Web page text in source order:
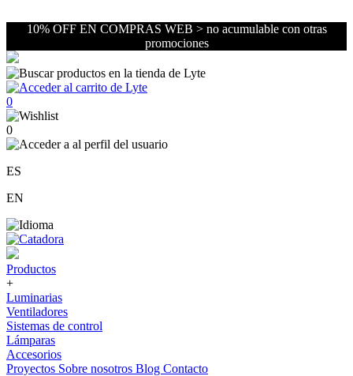
10% OFF EN COMPRAS WEB > no acumulable con otras
promociones
0
0
ES
EN
Productos
+
Luminarias
Ventiladores
Sistemas de control
Lámparas
Accesorios
Proyectos Sobre nosotros Blog Contacto